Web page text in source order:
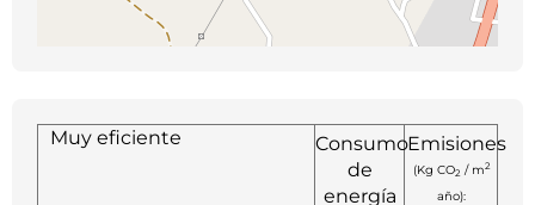
Muy eficiente
Consumo
de
energía
Emisiones
(Kg CO2 / m2
año):